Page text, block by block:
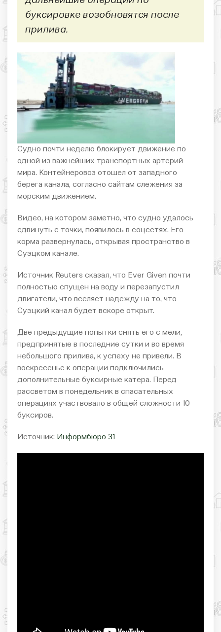
буксировке возобновятся после
прилива.
Судно почти неделю блокирует движение по
одной из важнейших транспортных артерий
мира. Контейнеровоз отошел от западного
берега канала, согласно сайтам слежения за
морским движением.
Видео, на котором заметно, что судно удалось
сдвинуть с точки, появилось в соцсетях. Его
корма развернулась, открывая пространство в
Суэцком канале.
Источник Reuters сказал, что Ever Given почти
полностью спущен на воду и перезапустил
двигатели, что вселяет надежду на то, что
Суэцкий канал будет вскоре открыт.
Две предыдущие попытки снять его с мели,
предпринятые в последние сутки и во время
небольшого прилива, к успеху не привели. В
воскресенье к операции подключились
дополнительные буксирные катера. Перед
рассветом в понедельник в спасательных
операциях участвовало в общей сложности 10
буксиров.
Источник: Информбюро 31